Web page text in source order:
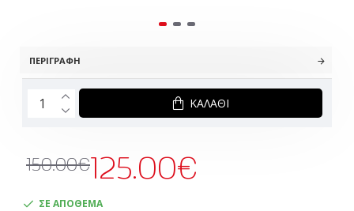
ΠΕΡΙΓΡΑΦΉ
ΣΕ ΑΠΟΘΕΜΑ
125.00€
150.00€
ΚΑΛΆΘΙ